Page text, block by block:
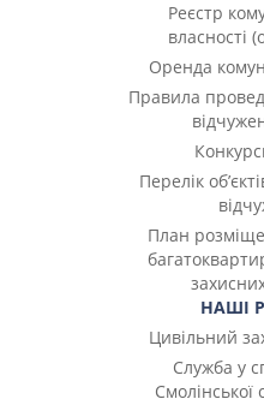
Реєстр
власності
Оренда
Правила
Перелік
План
НАШІ
Цивільний
Служба у